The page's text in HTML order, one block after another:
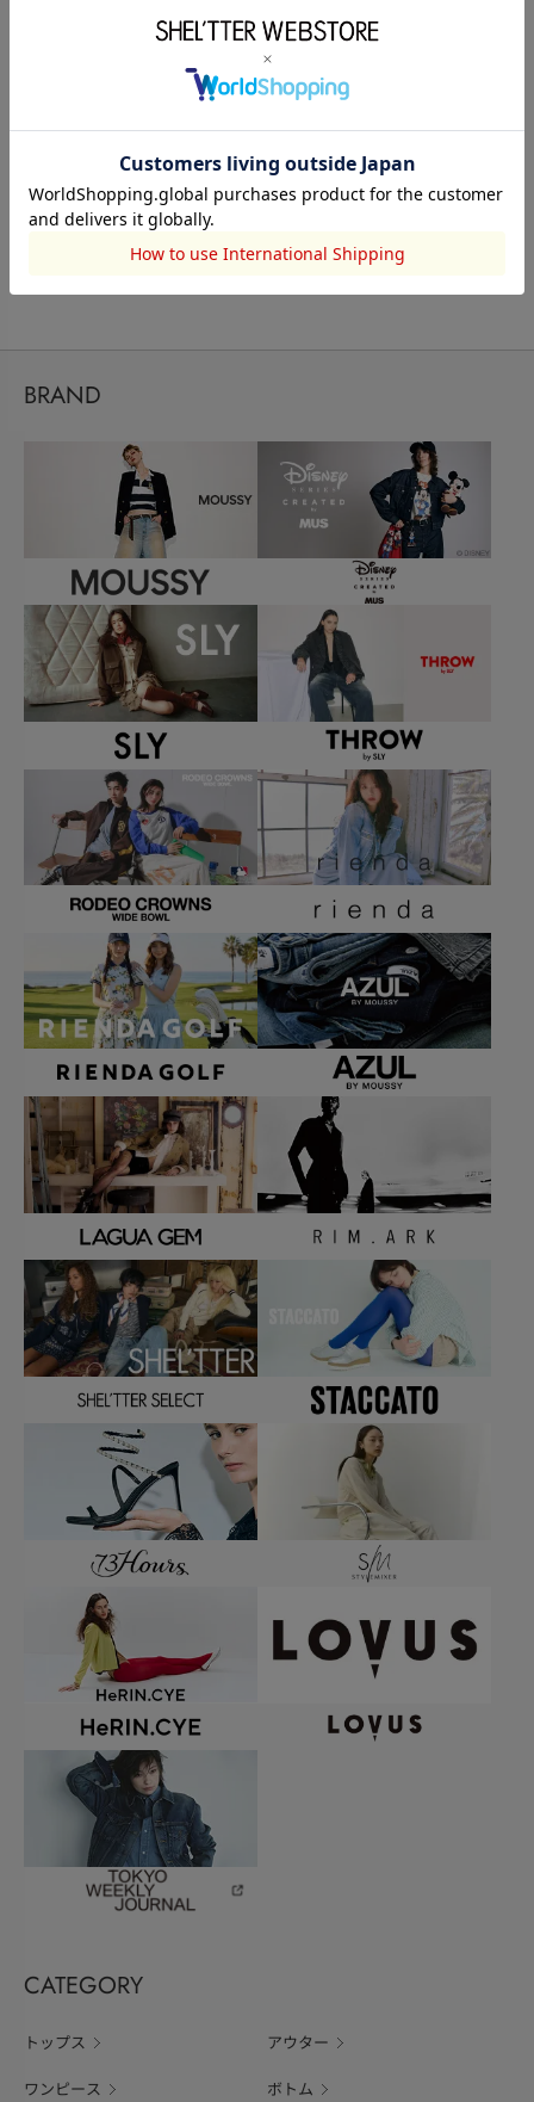
もっと見る
BRAND
CATEGORY
トップス アウター
ワンピース ボトム